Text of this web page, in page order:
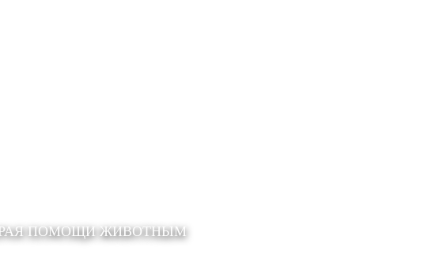
ПОМОЩИ ЖИВОТНЫМ